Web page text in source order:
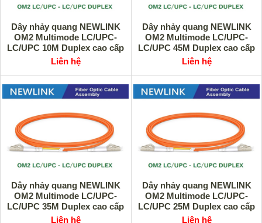
Dây nhảy quang NEWLINK
OM2 Multimode LC/UPC-
LC/UPC 10M Duplex cao cấp
Liên hệ
Dây nhảy quang NEWLINK
OM2 Multimode LC/UPC-
LC/UPC 45M Duplex cao cấp
Liên hệ
Dây nhảy quang NEWLINK
OM2 Multimode LC/UPC-
LC/UPC 35M Duplex cao cấp
Liên hệ
Dây nhảy quang NEWLINK
OM2 Multimode LC/UPC-
LC/UPC 25M Duplex cao cấp
Liên hệ